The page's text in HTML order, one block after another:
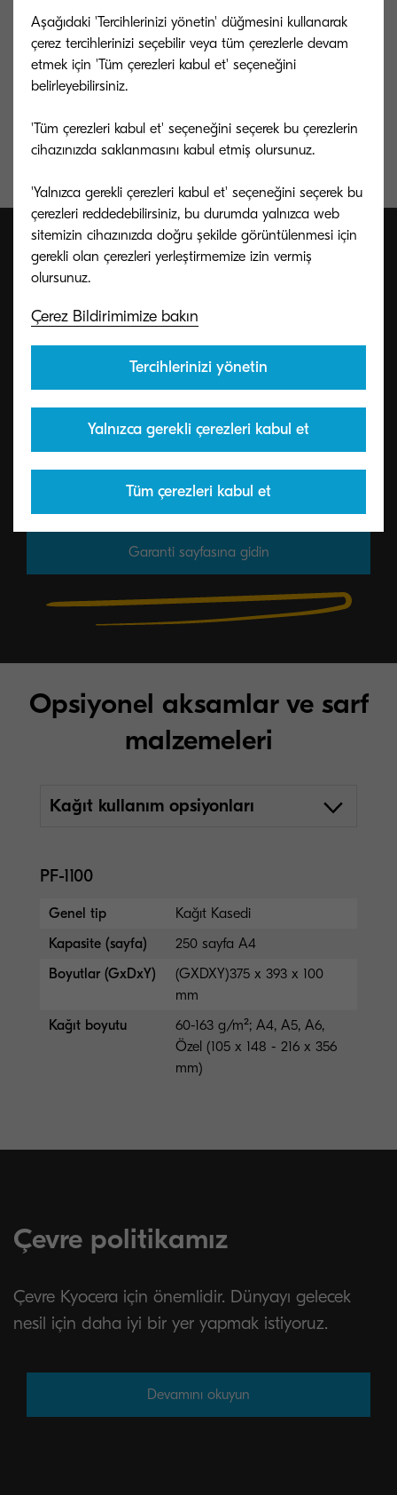
Güç tüketimi
Kopyalama/Baskı: 534.4 W, Hazır mod:
hakkında daha fazla bilgi
Standart garanti koşullarımızın kapsamı ve
ayrıntıları hakkında daha fazla bilgiyi burada
Garanti sayfasına gidin
Opsiyonel aksamlar ve sarf
malzemeleri
Kağıt kullanım opsiyonları
PF-1100
Genel tip
Kağıt Kasedi
Kapasite (sayfa)
250 sayfa A4
Boyutlar (GxDxY)
(GXDXY)375 x 393 x 100
mm
Kağıt boyutu
60-163 g/m²; A4, A5, A6,
Özel (105 x 148 - 216 x 356
mm)
Çevre politikamız
Çevre Kyocera için önemlidir. Dünyayı gelecek
nesil için daha iyi bir yer yapmak istiyoruz.
Devamını okuyun
Aşağıdaki 'Tercihlerinizi yönetin' düğmesini kullanarak
çerez tercihlerinizi seçebilir veya tüm çerezlerle devam
etmek için 'Tüm çerezleri kabul et' seçeneğini
belirleyebilirsiniz.
'Tüm çerezleri kabul et' seçeneğini seçerek bu çerezlerin
cihazınızda saklanmasını kabul etmiş olursunuz.
'Yalnızca gerekli çerezleri kabul et' seçeneğini seçerek bu
çerezleri reddedebilirsiniz, bu durumda yalnızca web
sitemizin cihazınızda doğru şekilde görüntülenmesi için
gerekli olan çerezleri yerleştirmemize izin vermiş
Çerez Bildirimimize bakın
Tercihlerinizi yönetin
Yalnızca gerekli çerezleri kabul et
Tüm çerezleri kabul et